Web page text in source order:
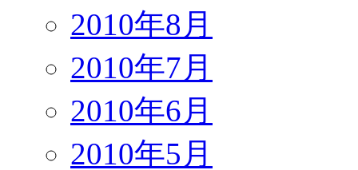
2010年8月
2010年7月
2010年6月
2010年5月